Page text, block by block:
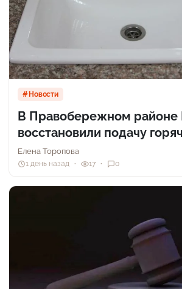
Новости
В Правобережном районе
восстановили подачу
Елена Торопова
1 день назад 17 0